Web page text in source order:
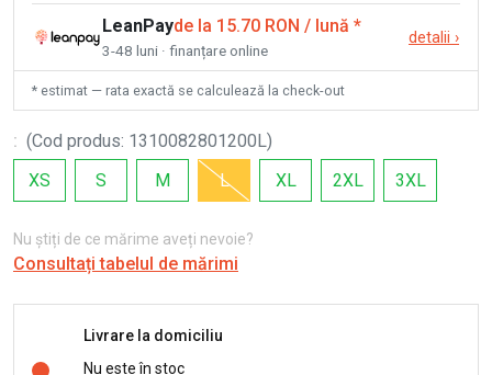
LeanPayde la 15.70 RON / lună *
3-48 luni · finanțare online
detalii ›
* estimat — rata exactă se calculează la check-out
: (Cod produs: 1310082801200L)
XS
S M L XL 2XL 3XL
Nu știți de ce mărime aveți nevoie?
Consultați tabelul de mărimi
Livrare la domiciliu
Nu este în stoc